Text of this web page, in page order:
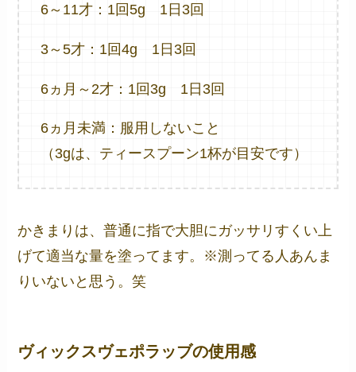
6～11才：1回5g 1日3回
3～5才：1回4g 1日3回
6ヵ月～2才：1回3g 1日3回
6ヵ月未満：服用しないこと
（3gは、ティースプーン1杯が目安です）
かきまりは、普通に指で大胆にガッサリすくい上
げて適当な量を塗ってます。※測ってる人あんま
りいないと思う。笑
ヴィックスヴェポラッブの使用感